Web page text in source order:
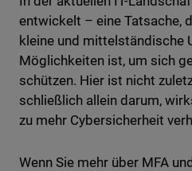
entwickelt – eine Tatsache,
kleine und mittelständische
Möglichkeiten ist, um sich
schützen. Hier ist nicht
schließlich allein darum,
zu mehr Cybersicherheit
Wenn Sie mehr über MFA